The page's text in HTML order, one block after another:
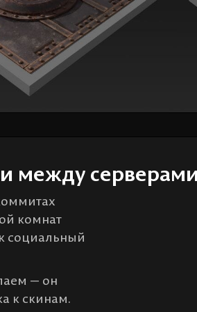
между
комнат
социальный
— он
к скинам.